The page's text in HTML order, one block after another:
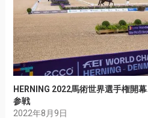
HERNING 2022馬術世界選手権開
参戦
2022年8月9日